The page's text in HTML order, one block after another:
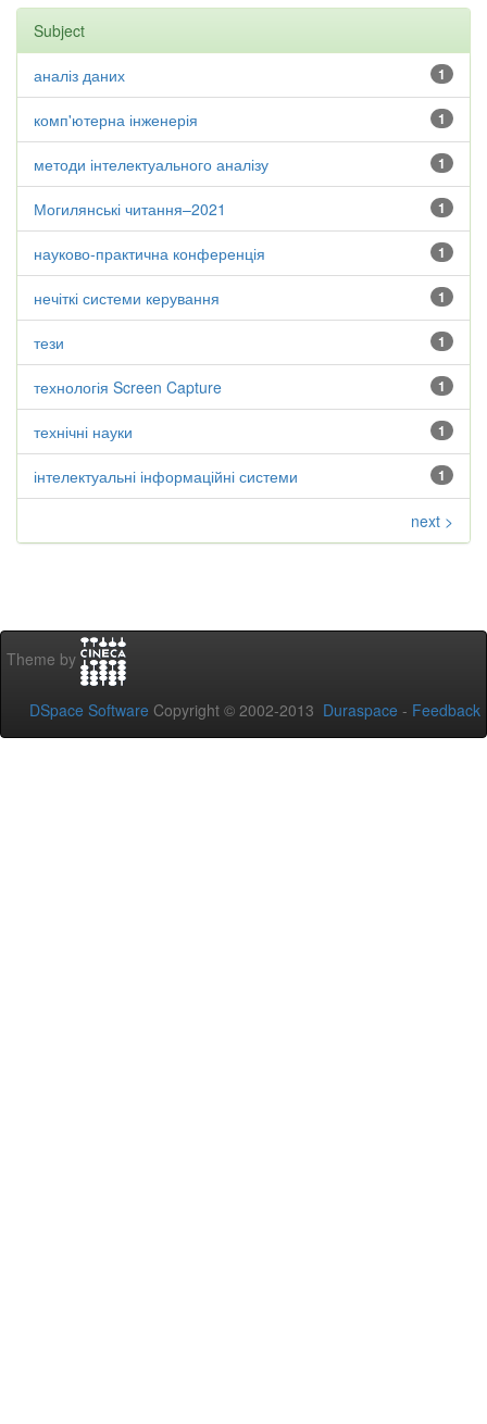
Subject
1
аналіз даних
1
комп'ютерна інженерія
1
методи інтелектуального аналізу
1
Могилянські читання–2021
1
науково-практична конференція
1
нечіткі системи керування
1
тези
1
технологія Screen Capture
1
технічні науки
1
інтелектуальні інформаційні системи
next >
Theme by
DSpace Software Copyright © 2002-2013 Duraspace - Feedback